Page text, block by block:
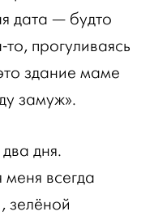
дата — будто
прогуливаясь
здание маме
замуж».
дня.
всегда
зелёной